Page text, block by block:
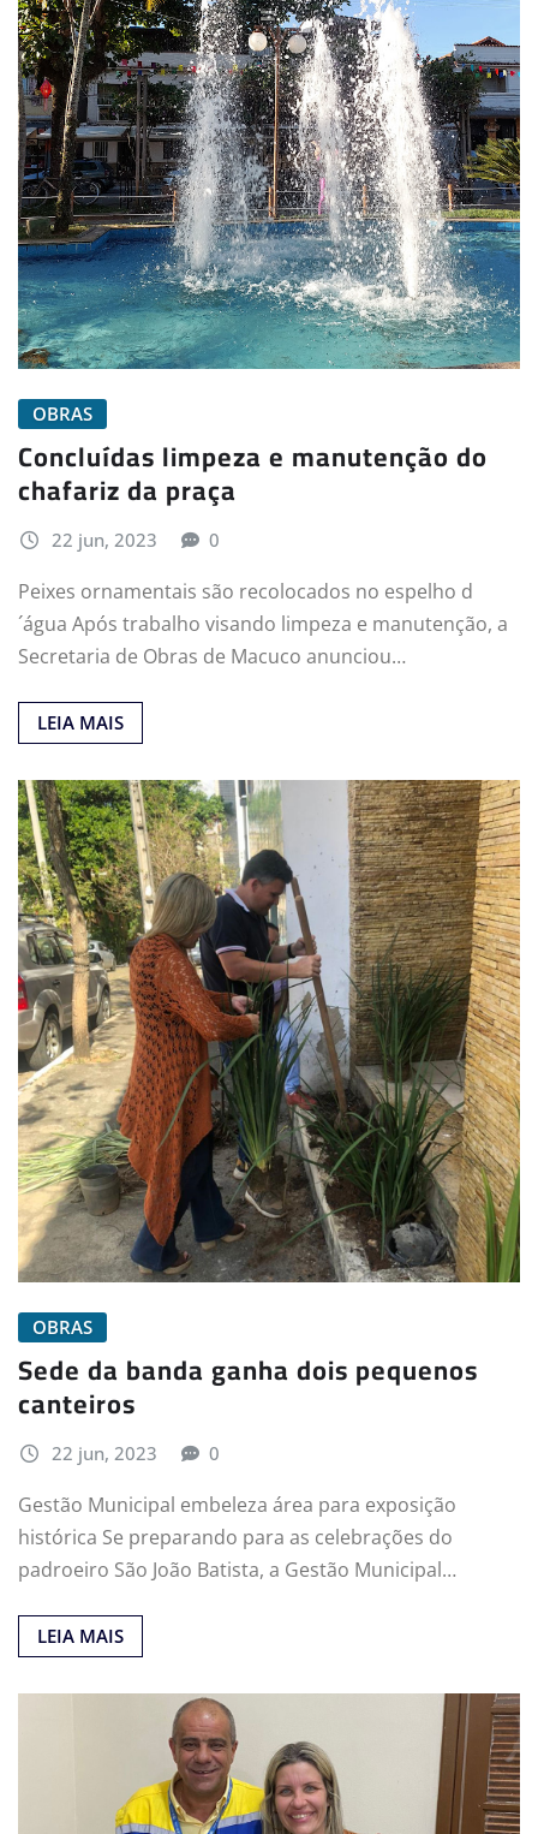
OBRAS
Concluídas limpeza e manutenção do
chafariz da praça
22 jun, 2023 0
Peixes ornamentais são recolocados no espelho d
´água Após trabalho visando limpeza e manutenção, a
Secretaria de Obras de Macuco anunciou…
LEIA MAIS
OBRAS
Sede da banda ganha dois pequenos
canteiros
22 jun, 2023 0
Gestão Municipal embeleza área para exposição
histórica Se preparando para as celebrações do
padroeiro São João Batista, a Gestão Municipal…
LEIA MAIS